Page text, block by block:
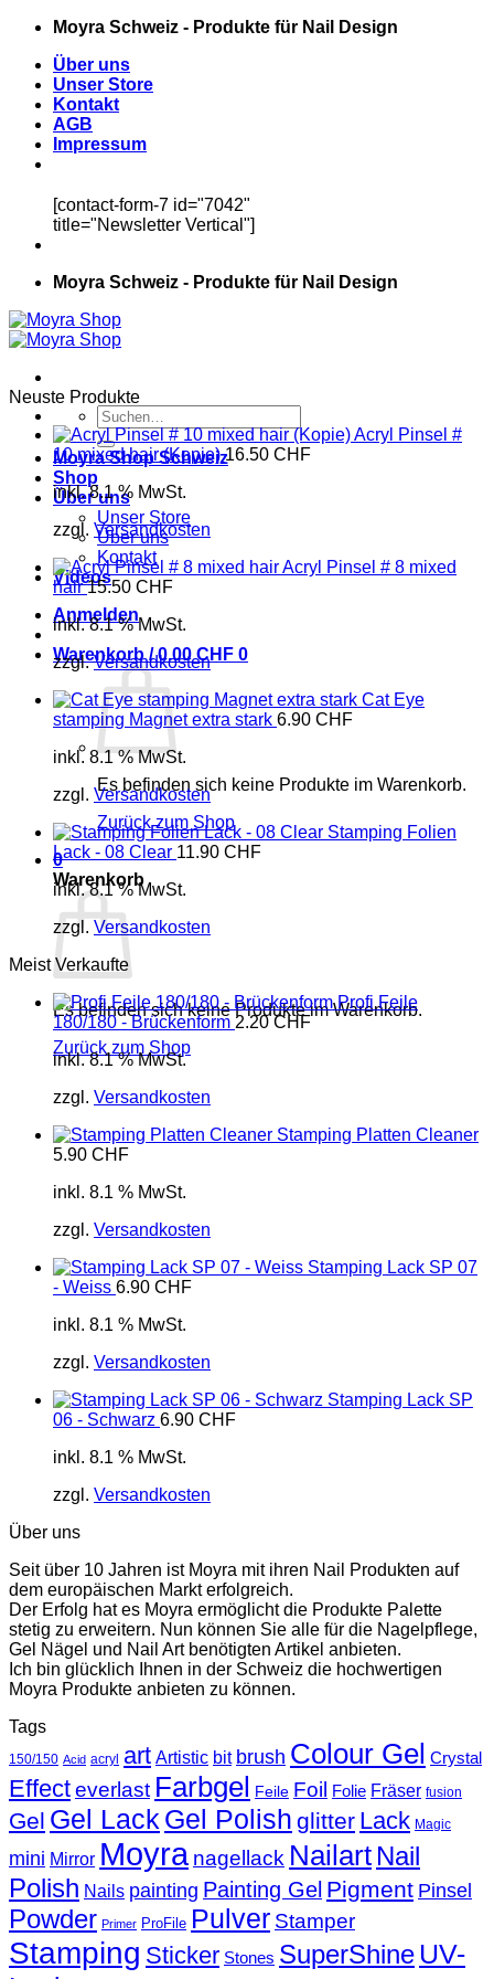
Zum
springen
Moyra Schweiz - Produkte für Nail Design
Über uns
Unser Store
Kontakt
AGB
Impressum
[contact-form-7 id="7042"
title="Newsletter Vertical"]
Moyra Schweiz - Produkte für Nail Design
Suchen
nach:
Moyra Shop Schweiz
Shop
Über uns
Unser Store
Über uns
Kontakt
Videos
Anmelden
Warenkorb /0.00CHF 0
Es befinden sich keine Produkte im Warenkorb.
Zurück zum Shop
0
Warenkorb
Es befinden sich keine Produkte im Warenkorb.
Zurück zum Shop
Neuste Produkte
Acryl Pinsel #
10 mixed hair (Kopie) 16.50 CHF
inkl. 8.1 % MwSt.
zzgl. Versandkosten
Acryl Pinsel # 8 mixed
hair 15.50 CHF
inkl. 8.1 % MwSt.
zzgl.Versandkosten
Cat Eye
stamping Magnet extra stark 6.90 CHF
inkl. 8.1 % MwSt.
zzgl. Versandkosten
Stamping Folien
Lack - 08 Clear 11.90 CHF
inkl. 8.1 % MwSt.
zzgl. Versandkosten
Meist Verkaufte
Profi Feile
180/180 - Brückenform 2.20CHF
inkl. 8.1 % MwSt.
zzgl. Versandkosten
Stamping Platten Cleaner
5.90 CHF
inkl. 8.1 % MwSt.
zzgl. Versandkosten
Stamping Lack SP 07
- Weiss 6.90 CHF
inkl. 8.1 % MwSt.
zzgl. Versandkosten
Stamping Lack SP
06 - Schwarz 6.90 CHF
inkl. 8.1 % MwSt.
zzgl. Versandkosten
Über uns
Seit über 10 Jahren ist Moyra mit ihren Nail Produkten auf
dem europäischen Markt erfolgreich.
Der Erfolg hat es Moyra ermöglicht die Produkte Palette
stetig zu erweitern. Nun können Sie alle für die Nagelpflege,
Gel Nägel und Nail Art benötigten Artikel anbieten.
Ich bin glücklich Ihnen in der Schweiz die hochwertigen
Moyra Produkte anbieten zu können.
Tags
150/150 Acid acryl art Artistic bit brush Colour Gel Crystal
Effecteverlast Farbgel Feile Foil Folie Fräser fusion
Gel Gel Lack Gel Polish glitter Lack Magic
mini Mirror Moyra nagellack Nailart Nail
Polish Nails painting Painting Gel Pigment Pinsel
Powder Primer ProFile Pulver Stamper
Stamping Sticker Stones SuperShine UV-